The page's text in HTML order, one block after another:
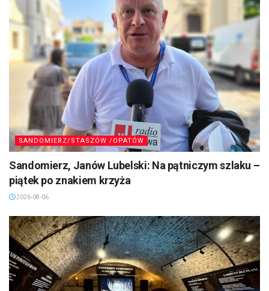
SANDOMIERZ/STASZÓW /OPATÓW
Sandomierz, Janów Lubelski: Na pątniczym szlaku –
piątek po znakiem krzyża
2026-08-06